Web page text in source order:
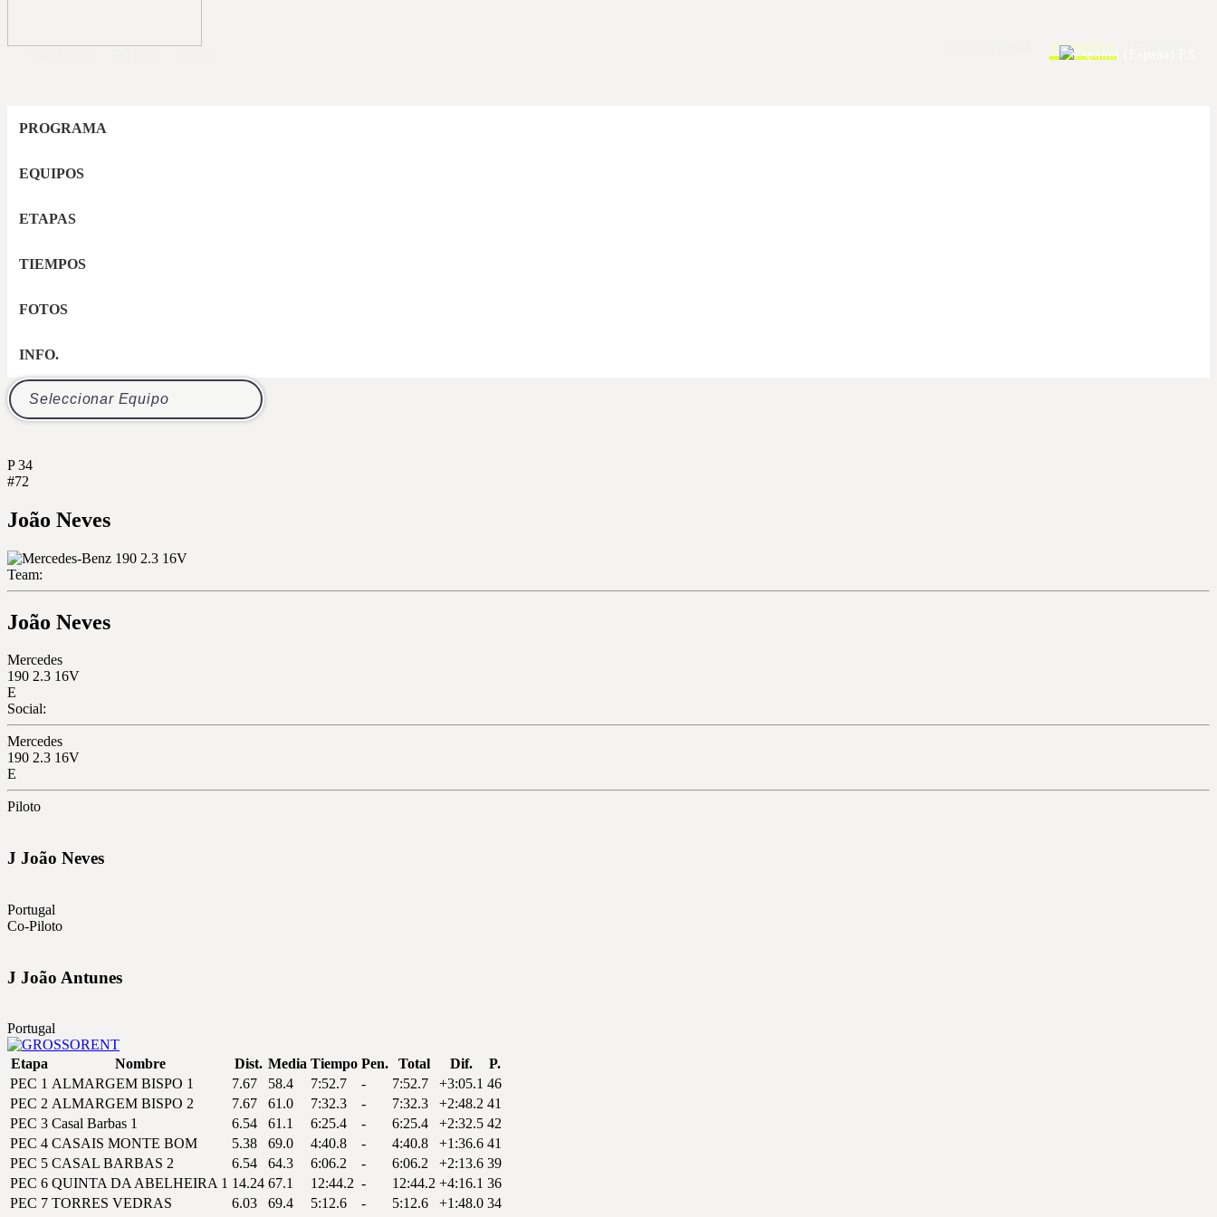
EQUIPOS
PROGRAMA
EQUIPOS
ETAPAS
TIEMPOS
FOTOS
INFO.
Seleccionar Equipo
P 34
#72
João Neves
Team:
João Neves
Mercedes
190 2.3 16V
E
Social:
Mercedes
190 2.3 16V
E
Piloto
J João Neves
Portugal
Co-Piloto
J João Antunes
Portugal
Etapa Nombre Dist. Media Tiempo Pen. Total Dif.
P.
PEC 1 ALMARGEM BISPO 1 7.67 58.4 7:52.7 - 7:52.7 +3:05.1 46
PEC 2 ALMARGEM BISPO 2 7.67 61.0 7:32.3 - 7:32.3 +2:48.2 41
PEC 3 Casal Barbas 1 6.54 61.1 6:25.4 - 6:25.4 +2:32.5 42
PEC 4 CASAIS MONTE BOM 5.38 69.0 4:40.8 - 4:40.8 +1:36.6 41
PEC 5 CASAL BARBAS 2 6.54 64.3 6:06.2 - 6:06.2 +2:13.6 39
PEC 6 QUINTA DA ABELHEIRA 1 14.24 67.1 12:44.2 - 12:44.2 +4:16.1 36
PEC 7 TORRES VEDRAS 6.03 69.4 5:12.6 - 5:12.6 +1:48.0 34